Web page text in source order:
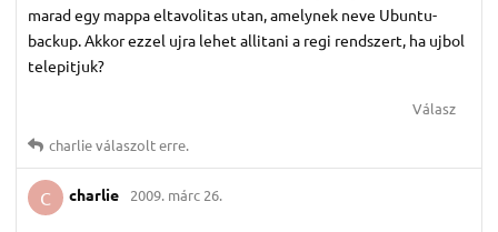
marad egy mappa eltavolitas utan, amelynek neve Ubuntu-
backup. Akkor ezzel ujra lehet allitani a regi rendszert, ha ujbol
telepitjuk?
Válasz
charlieválaszolt erre.
C charlie 2009. márc 26.